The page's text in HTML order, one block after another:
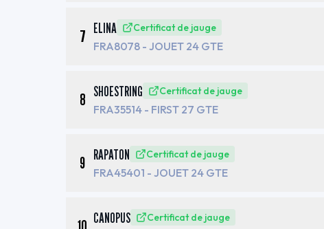
7 ELINA Certificat de jauge
FRA8078 - JOUET 24 GTE
8 SHOESTRING Certificat de jauge
FRA35514 - FIRST 27 GTE
9 RAPATON Certificat de jauge
FRA45401 - JOUET 24 GTE
CANOPUS Certificat de jauge